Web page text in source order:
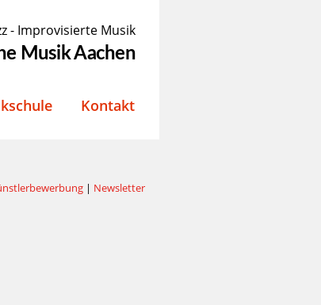
- Improvisierte Musik
Musik Aachen
Kontakt
| Newsletter